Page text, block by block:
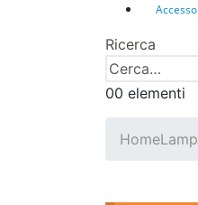
Accesso
Ricerca
00 elementi
Home